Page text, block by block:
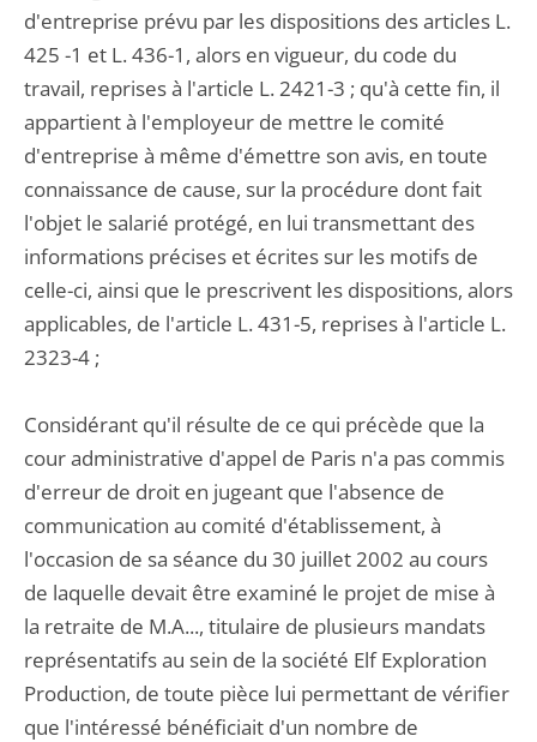
d'entreprise prévu par les dispositions des articles L.
425 -1 et L. 436-1, alors en vigueur, du code du
travail, reprises à l'article L. 2421-3 ; qu'à cette fin, il
appartient à l'employeur de mettre le comité
d'entreprise à même d'émettre son avis, en toute
connaissance de cause, sur la procédure dont fait
l'objet le salarié protégé, en lui transmettant des
informations précises et écrites sur les motifs de
celle-ci, ainsi que le prescrivent les dispositions, alors
applicables, de l'article L. 431-5, reprises à l'article L.
2323-4 ;
Considérant qu'il résulte de ce qui précède que la
cour administrative d'appel de Paris n'a pas commis
d'erreur de droit en jugeant que l'absence de
communication au comité d'établissement, à
l'occasion de sa séance du 30 juillet 2002 au cours
de laquelle devait être examiné le projet de mise à
la retraite de M.A..., titulaire de plusieurs mandats
représentatifs au sein de la société Elf Exploration
Production, de toute pièce lui permettant de vérifier
que l'intéressé bénéficiait d'un nombre de